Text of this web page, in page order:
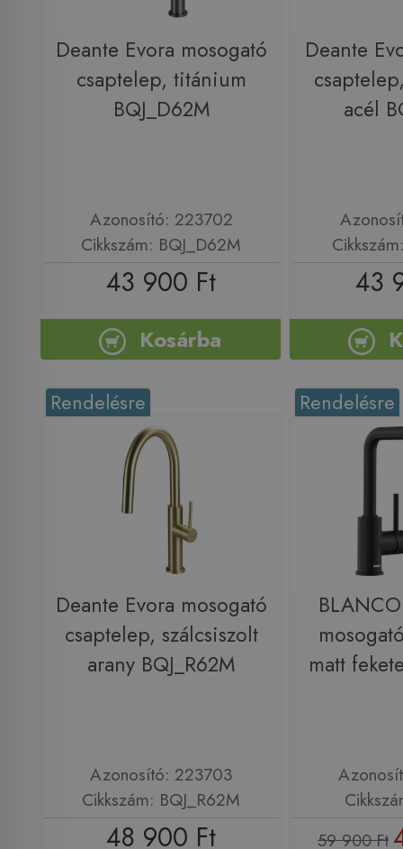
Deante Evora mosogató
csaptelep, titánium
BQJ_D62M
Azonosító: 223702
Cikkszám: BQJ_D62M
43 900 Ft
Kosárba
Deante
acél
43
Rendelésre
Deante Evora mosogató
csaptelep, szálcsiszolt
arany BQJ_R62M
Azonosító: 223703
Cikkszám: BQJ_R62M
48 900 Ft
Rendelésre
matt
59 900 Ft